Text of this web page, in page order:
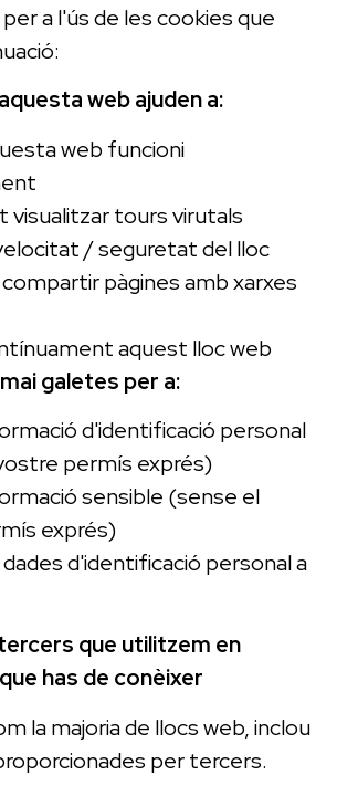
per a l'ús de les cookies que
web ajuden a:
web funcioni
visualitzar tours virutals
/ seguretat del lloc
pàgines amb xarxes
aquest lloc web
galetes per a:
d'identificació personal
permís exprés)
sensible (sense el
exprés)
d'identificació personal a
que utilitzem en
has de conèixer
la majoria de llocs web, inclou
per tercers.